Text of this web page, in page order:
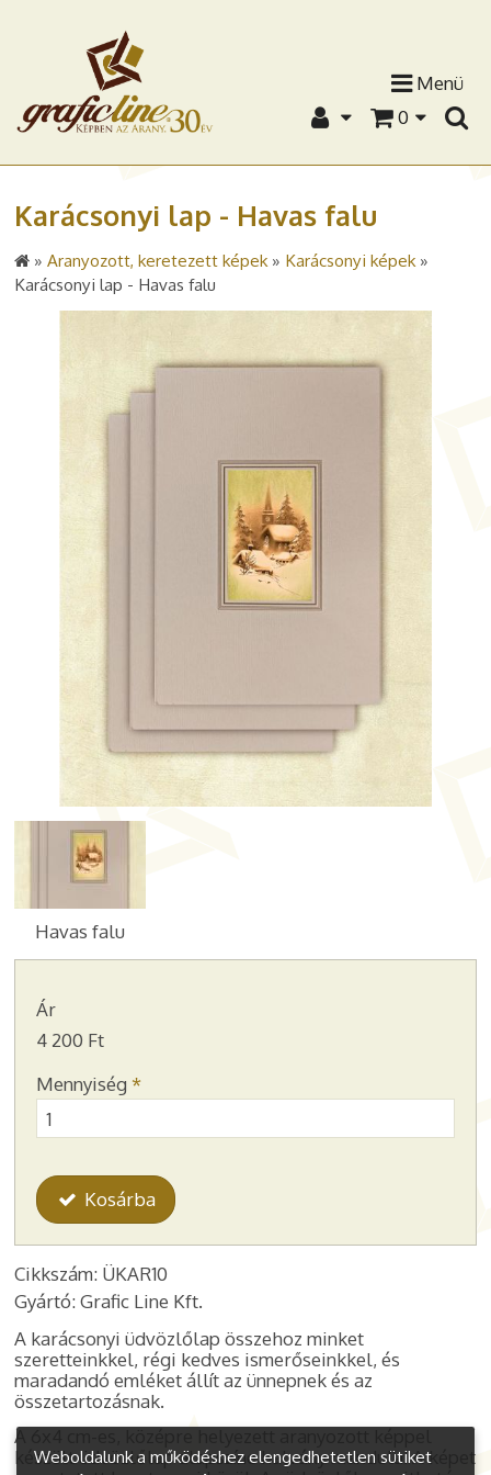
Menü
0
Karácsonyi lap - Havas falu
» Aranyozott, keretezett képek» Karácsonyi képek»
Karácsonyi lap - Havas falu
Havas falu
Ár
4 200 Ft
Mennyiség *
Kosárba
Cikkszám: ÜKAR10
Gyártó: Grafic Line Kft.
A karácsonyi üdvözlőlap összehoz minket
szeretteinkkel, régi kedves ismerőseinkkel, és
maradandó emléket állít az ünnepnek és az
összetartozásnak.
A
készültüdvözlőlap alapszíne halvány mandula. A képet
Weboldalunk a működéshez elengedhetetlen sütiket